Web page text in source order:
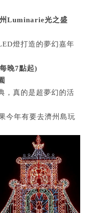
Luminarie光之盛
燈打造的夢幻嘉年
晚7點起)
，真的是超夢幻的活
今年有要去濟州島玩